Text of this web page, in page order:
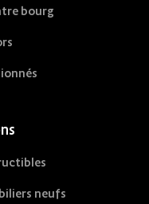
bourg
neufs